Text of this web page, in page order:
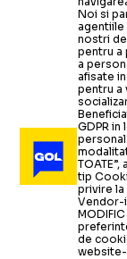
Noi si
agentiile
nostri
pentru a
a
afisate
pentru a
GDPR
tip
privire
Vendor-
de
website-